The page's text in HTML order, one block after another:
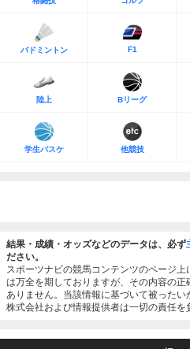
バドミントン F1
陸上 Bリーグ
学生バスケ 他競技
結果・成績・オッズなどのデータは、必ず
ださい。
スポーツナビの競馬コンテンツのページ
は万全を期しておりますが、その内容の
ありません。当該情報に基づいて被った
株式会社および情報提供者は一切の責任を